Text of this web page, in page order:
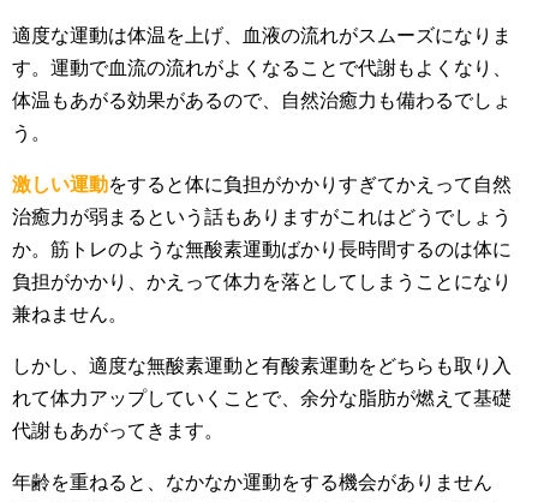
適度な運動は体温を上げ、血液の流れがスムーズになりま
す。運動で血流の流れがよくなることで代謝もよくなり、
体温もあがる効果があるので、自然治癒力も備わるでしょ
う。
激しい運動をすると体に負担がかかりすぎてかえって自然
治癒力が弱まるという話もありますがこれはどうでしょう
か。筋トレのような無酸素運動ばかり長時間するのは体に
負担がかかり、かえって体力を落としてしまうことになり
兼ねません。
しかし、適度な無酸素運動と有酸素運動をどちらも取り入
れて体力アップしていくことで、余分な脂肪が燃えて基礎
代謝もあがってきます。
年齢を重ねると、なかなか運動をする機会がありません